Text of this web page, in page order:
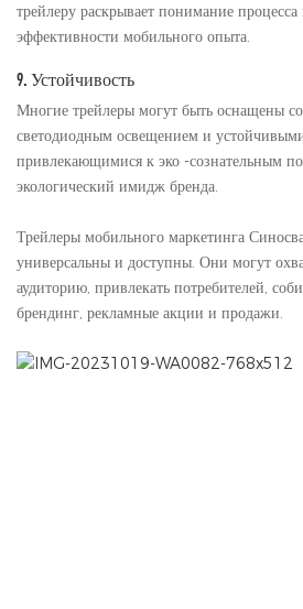
трейлеру раскрывает понимание
эффективности мобильного опыта.
9. Устойчивость
Многие трейлеры могут быть оснащены
светодиодным освещением и
привлекающимися к эко -сознательным
экологический имидж бренда.
Трейлеры мобильного маркетинга
универсальны и доступны. Они могут
аудиторию, привлекать потребителей,
брендинг, рекламные акции и продажи.